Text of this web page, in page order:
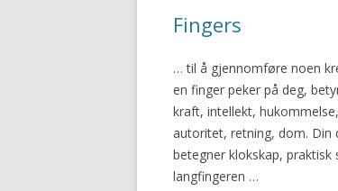
Fingers
… til å gjennomføre noen
en finger peker på deg,
kraft, intellekt,
autoritet, retning, dom. Din
betegner klokskap,
langfingeren …